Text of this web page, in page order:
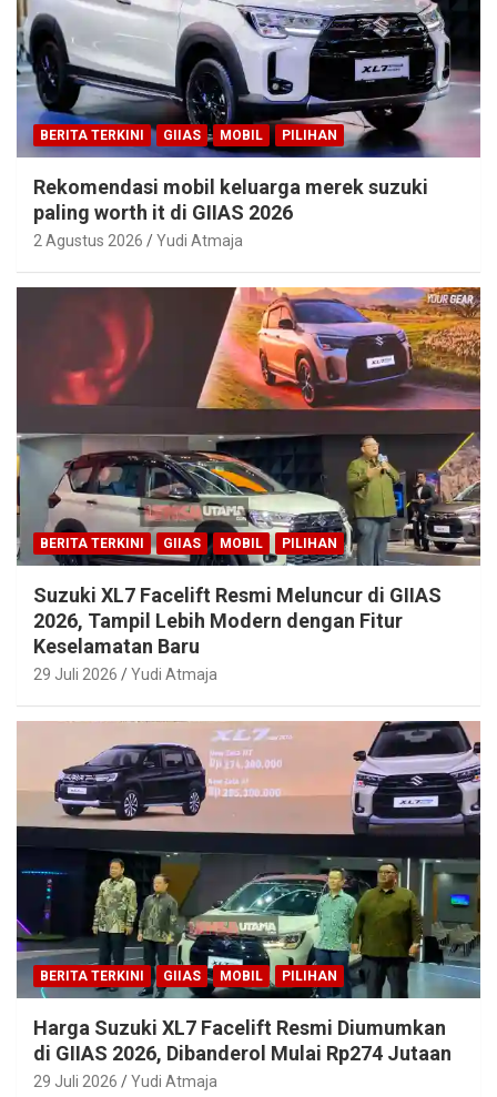
BERITA TERKINI GIIAS MOBIL PILIHAN
Rekomendasi mobil keluarga merek suzuki
paling worth it di GIIAS 2026
2 Agustus 2026 Yudi Atmaja
BERITA TERKINI GIIAS MOBIL PILIHAN
Suzuki XL7 Facelift Resmi Meluncur di GIIAS
2026, Tampil Lebih Modern dengan Fitur
Keselamatan Baru
29 Juli 2026 Yudi Atmaja
BERITA TERKINI GIIAS MOBIL PILIHAN
Harga Suzuki XL7 Facelift Resmi Diumumkan
di GIIAS 2026, Dibanderol Mulai Rp274 Jutaan
29 Juli 2026 Yudi Atmaja